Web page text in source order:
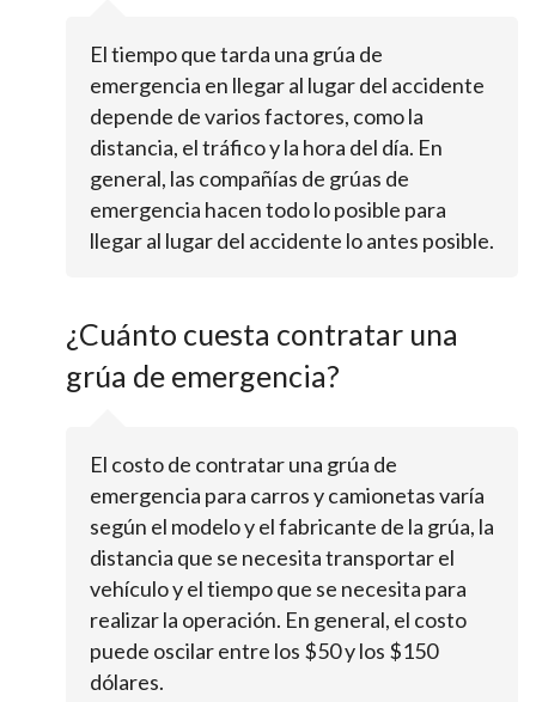
El tiempo que tarda una grúa de
emergencia en llegar al lugar del accidente
depende de varios factores, como la
distancia, el tráfico y la hora del día. En
general, las compañías de grúas de
emergencia hacen todo lo posible para
llegar al lugar del accidente lo antes posible.
¿Cuánto cuesta contratar una
grúa de emergencia?
El costo de contratar una grúa de
emergencia para carros y camionetas varía
según el modelo y el fabricante de la grúa, la
distancia que se necesita transportar el
vehículo y el tiempo que se necesita para
realizar la operación. En general, el costo
puede oscilar entre los $50 y los $150
dólares.